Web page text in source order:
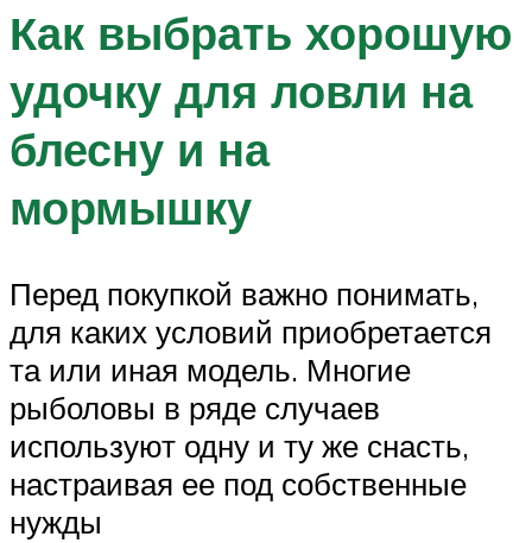
Как выбрать хорошую
удочку для ловли на
блесну и на
мормышку
Перед покупкой важно понимать,
для каких условий приобретается
та или иная модель. Многие
рыболовы в ряде случаев
используют одну и ту же снасть,
настраивая ее под собственные
нужды